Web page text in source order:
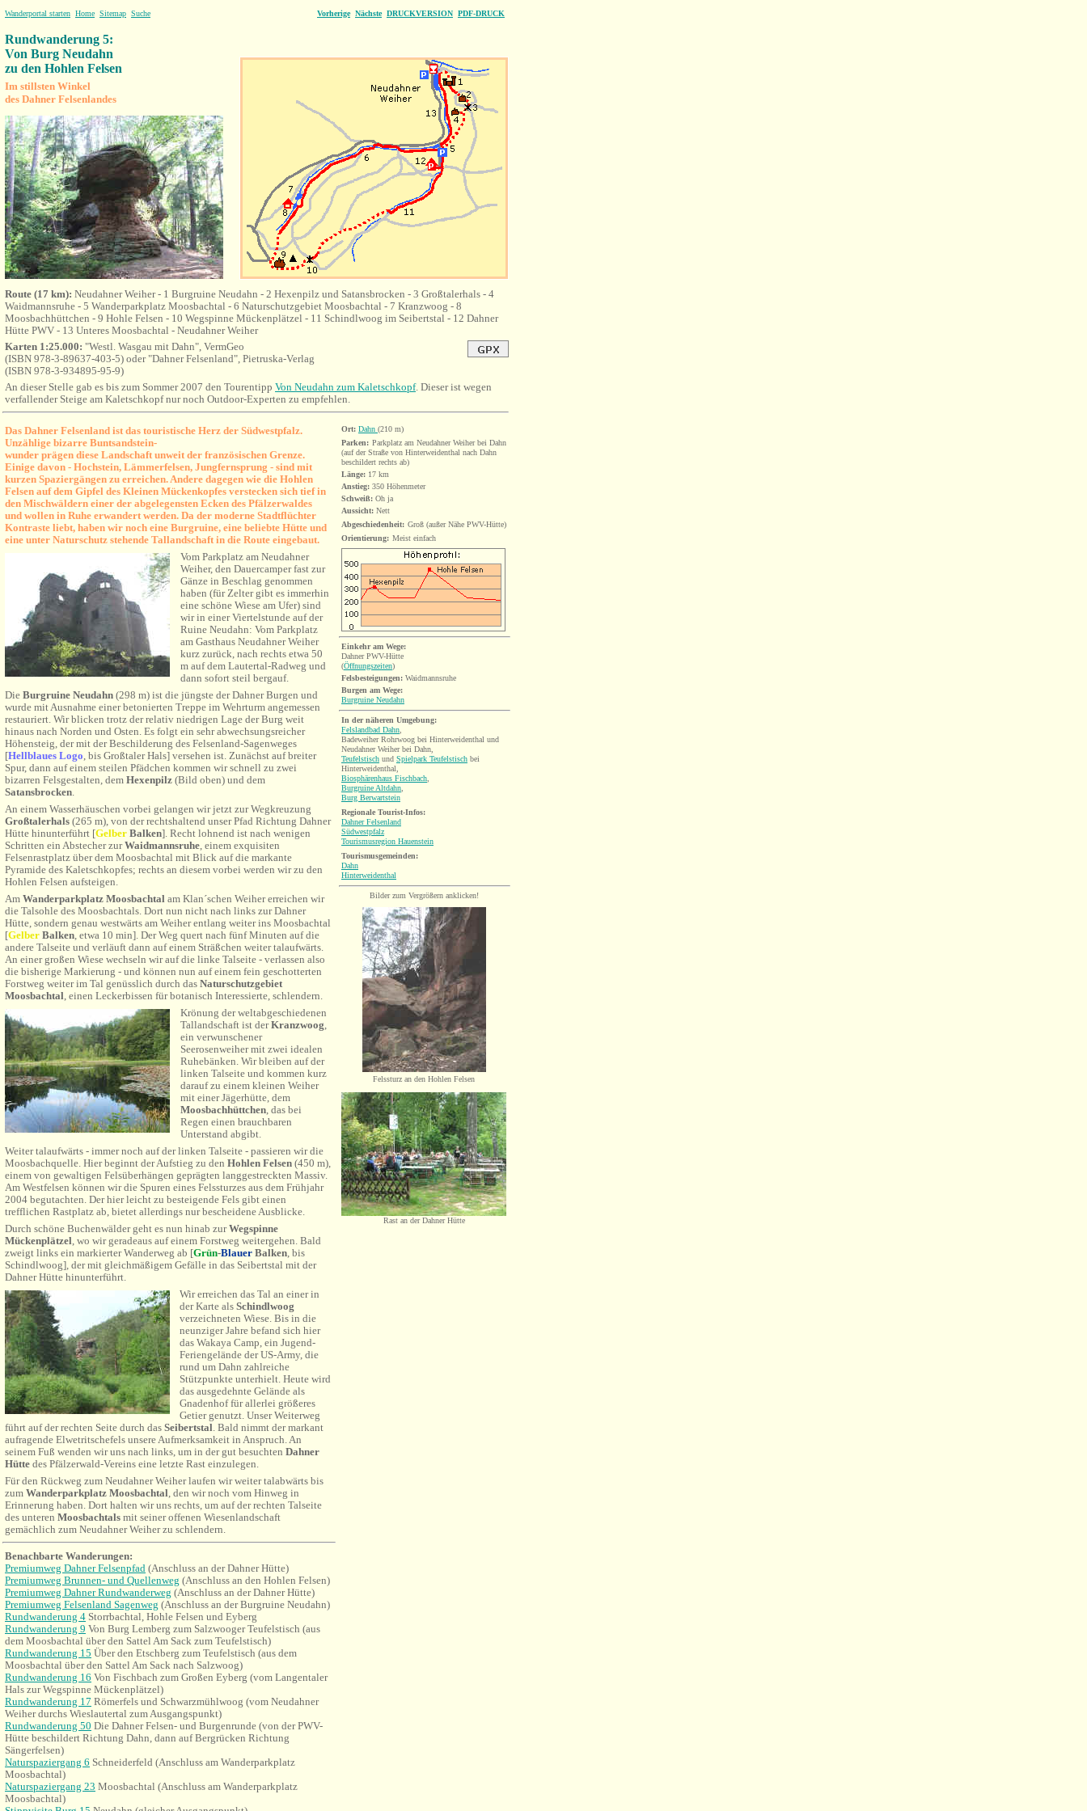
Wanderportal starten Home Sitemap Suche Vorherige Nächste DRUCKVERSION PDF-DRUCK
Rundwanderung 5:
Von Burg Neudahn
zu den Hohlen Felsen
Im stillsten Winkel
des Dahner Felsenlandes
Route (17 km): Neudahner Weiher - 1 Burgruine Neudahn - 2 Hexenpilz und Satansbrocken - 3 Großtalerhals - 4
Waidmannsruhe - 5 Wanderparkplatz Moosbachtal - 6 Naturschutzgebiet Moosbachtal - 7 Kranzwoog - 8
Moosbachhüttchen - 9 Hohle Felsen - 10 Wegspinne Mückenplätzel - 11 Schindlwoog im Seibertstal - 12 Dahner
Hütte PWV - 13 Unteres Moosbachtal - Neudahner Weiher
Karten 1:25.000: "Westl. Wasgau mit Dahn", VermGeo
(ISBN 978-3-89637-403-5) oder "Dahner Felsenland", Pietruska-Verlag
(ISBN 978-3-934895-95-9)
An dieser Stelle gab es bis zum Sommer 2007 den Tourentipp Von Neudahn zum Kaletschkopf. Dieser ist wegen
verfallender Steige am Kaletschkopf nur noch Outdoor-Experten zu empfehlen.
Das Dahner Felsenland ist das touristische Herz der Südwestpfalz.
Unzählige bizarre Buntsandstein-
wunder prägen diese Landschaft unweit der französischen Grenze.
Einige davon - Hochstein, Lämmerfelsen, Jungfernsprung - sind mit
kurzen Spaziergängen zu erreichen. Andere dagegen wie die Hohlen
Felsen auf dem Gipfel des Kleinen Mückenkopfes verstecken sich tief in
den Mischwäldern einer der abgelegensten Ecken des Pfälzerwaldes
und wollen in Ruhe erwandert werden. Da der moderne Stadtflüchter
Kontraste liebt, haben wir noch eine Burgruine, eine beliebte Hütte und
eine unter Naturschutz stehende Tallandschaft in die Route eingebaut.
Vom Parkplatz am Neudahner
Weiher, den Dauercamper fast zur
Gänze in Beschlag genommen
haben (für Zelter gibt es immerhin
eine schöne Wiese am Ufer) sind
wir in einer Viertelstunde auf der
Ruine Neudahn: Vom Parkplatz
am Gasthaus Neudahner Weiher
kurz zurück, nach rechts etwa 50
m auf dem Lautertal-Radweg und
dann sofort steil bergauf.
Die Burgruine Neudahn (298 m) ist die jüngste der Dahner Burgen und
wurde mit Ausnahme einer betonierten Treppe im Wehrturm angemessen
restauriert. Wirblicken trotz der relativ niedrigen Lage der Burg weit
hinaus nach Norden und Osten. Es folgt ein sehr abwechsungsreicher
Höhensteig, der mit der Beschilderung des Felsenland-Sagenweges
[Hellblaues Logo, bis Großtaler Hals] versehen ist. Zunächst auf breiter
Spur, dann auf einem steilen Pfädchen kommen wir schnell zu zwei
bizarren Felsgestalten, dem Hexenpilz (Bild oben) und dem
Satansbrocken.
An einem Wasserhäuschen vorbei gelangen wir jetzt zur Wegkreuzung
Großtalerhals (265 m), von der rechtshaltend unser Pfad Richtung Dahner
Hütte hinunterführt [Gelber Balken]. Recht lohnend ist nach wenigen
Schritten ein Abstecher zurWaidmannsruhe, einem exquisiten
Felsenrastplatz über dem Moosbachtal mit Blick auf die markante
Pyramide des Kaletschkopfes; rechts an diesem vorbei werden wir zu den
Hohlen Felsen aufsteigen.
Am Wanderparkplatz Moosbachtal am Klan´schen Weiher erreichen wir
die Talsohle des Moosbachtals. Dort nun nicht nach links zur Dahner
Hütte, sondern genau westwärts am Weiher entlang weiter ins Moosbachtal
[Gelber Balken, etwa 10 min]. Der Weg quert nach fünf Minuten auf die
andere Talseite und verläuft dann auf einem Sträßchen weiter talaufwärts.
An einer großen Wiese wechseln wir auf die linke Talseite - verlassen also
die bisherige Markierung - und können nun auf einem fein geschotterten
Forstweg weiter im Tal genüsslich durch das Naturschutzgebiet
Moosbachtal, einen Leckerbissen für botanisch Interessierte, schlendern.
Krönung der weltabgeschiedenen
Tallandschaft ist derKranzwoog,
ein verwunschener
Seerosenweiher mit zwei idealen
Ruhebänken. Wir bleiben auf der
linken Talseite und kommen kurz
darauf zu einem kleinen Weiher
mit einer Jägerhütte, dem
Moosbachhüttchen, das bei
Regen einen brauchbaren
Unterstand abgibt.
Weiter talaufwärts - immer noch auf der linken Talseite - passieren wir die
Moosbachquelle. Hier beginnt der Aufstieg zu den Hohlen Felsen (450 m),
einem von gewaltigen Felsüberhängen geprägten langgestreckten Massiv.
Am Westfelsen können wir die Spuren eines Felssturzes aus dem Frühjahr
2004 begutachten. Der hier leicht zu besteigende Fels gibt einen
trefflichen Rastplatz ab, bietet allerdings nur bescheidene Ausblicke.
Durch schöne Buchenwälder geht es nun hinab zurWegspinne
Mückenplätzel, wo wir geradeaus auf einem Forstweg weitergehen. Bald
zweigt links ein markierter Wanderweg ab [Grün-Blauer Balken, bis
Schindlwoog], der mit gleichmäßigem Gefälle in das Seibertstal mit der
Dahner Hütte hinunterführt.
Wir erreichen das Tal an einer in
der Karte als Schindlwoog
verzeichneten Wiese. Bis in die
neunziger Jahre befand sich hier
das Wakaya Camp, ein Jugend-
Feriengelände der US-Army, die
rund um Dahn zahlreiche
Stützpunkte unterhielt. Heute wird
das ausgedehnte Gelände als
Gnadenhof für allerlei größeres
Getier genutzt. Unser Weiterweg
führt auf der rechten Seite durch das Seibertstal. Bald nimmt der markant
aufragende Elwetritschefels unsere Aufmerksamkeit in Anspruch. An
seinem Fuß wenden wir uns nach links, um in der gut besuchten Dahner
Hütte des Pfälzerwald-Vereins eine letzte Rast einzulegen.
Für den Rückweg zum Neudahner Weiher laufen wir weiter talabwärts bis
zum Wanderparkplatz Moosbachtal, den wir noch vom Hinweg in
Erinnerung haben. Dort halten wir uns rechts, um auf der rechten Talseite
des unteren Moosbachtals mit seiner offenen Wiesenlandschaft
gemächlich zum Neudahner Weiher zu schlendern.
Benachbarte Wanderungen:
Premiumweg Dahner Felsenpfad (Anschluss an der Dahner Hütte)
Premiumweg Brunnen- und Quellenweg (Anschluss an den Hohlen Felsen)
Premiumweg Dahner Rundwanderweg (Anschluss an der Dahner Hütte)
Premiumweg Felsenland Sagenweg (Anschluss an der Burgruine Neudahn)
Rundwanderung 4 Storrbachtal, Hohle Felsen und Eyberg
Rundwanderung 9 Von Burg Lemberg zum Salzwooger Teufelstisch (aus
dem Moosbachtal über den Sattel Am Sack zum Teufelstisch)
Rundwanderung 15 Über den Etschberg zum Teufelstisch (aus dem
Moosbachtal über den Sattel Am Sack nach Salzwoog)
Rundwanderung 16 Von Fischbach zum Großen Eyberg (vom Langentaler
Hals zur Wegspinne Mückenplätzel)
Rundwanderung 17 Römerfels und Schwarzmühlwoog (vom Neudahner
Weiher durchs Wieslautertal zum Ausgangspunkt)
Rundwanderung 50 Die Dahner Felsen- und Burgenrunde (von der PWV-
Hütte beschildert Richtung Dahn, dann auf Bergrücken Richtung
Sängerfelsen)
Naturspaziergang 6 Schneiderfeld (Anschluss am Wanderparkplatz
Moosbachtal)
Naturspaziergang 23 Moosbachtal (Anschluss am Wanderparkplatz
Moosbachtal)
Ort: Dahn (210 m)
Parken: Parkplatz am Neudahner Weiher bei Dahn
(auf der Straße von Hinterweidenthal nach Dahn
beschildert rechts ab)
Länge: 17 km
Anstieg: 350 Höhenmeter
Schweiß: Oh ja
Aussicht: Nett
Abgeschiedenheit: Groß (außer Nähe PWV-Hütte)
Orientierung: Meist einfach
Einkehr am Wege:
Dahner PWV-Hütte
(Öffnungszeiten)
Felsbesteigungen: Waidmannsruhe
Burgen am Wege:
Burgruine Neudahn
In der näheren Umgebung:
Felslandbad Dahn
Badeweiher Rohrwoog bei Hinterweidenthal und
Neudahner Weiher bei Dahn,
Teufelstisch und Spielpark Teufelstisch bei
Hinterweidenthal,
Biosphärenhaus Fischbach
Burgruine Altdahn
Burg Berwartstein
Regionale Tourist-Infos:
Dahner Felsenland
Südwestpfalz
Tourismusregion Hauenstein
Tourismusgemeinden:
Dahn
Hinterweidenthal
Bilder zum Vergrößern anklicken!
Felssturz an den Hohlen Felsen
Rast an der Dahner Hütte